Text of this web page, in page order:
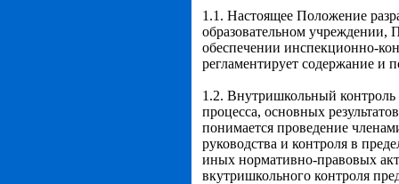
1.1. Настоящее Положение
образовательном
обеспечении инспекционно-
регламентирует содержание и
1.2. Внутришкольный
процесса, основных
понимается проведение
руководства и контроля в
иных нормативно-правовых
вкутришкольного контроля